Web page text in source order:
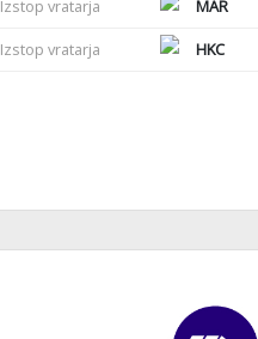
Izstop vratarja MAR
Izstop vratarja HKC